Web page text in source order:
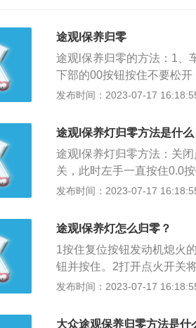
途观l保养归零
途观l保养归零的方法：1、
下部的00按钮按住不要松
发动车辆；4、当看到仪表
搭载了1.8T与2.0T两款发动
电子制动力分配及ASR牵
功能及TPR胎压监测系统。
发布时间：2023-07-17
途观l保养灯归零方法是什么
途观l保养灯归零方法：关
关，此时左手一直按住0.0
即可；再次按压0.0按钮确
m，轴距为2791mm。途观
的至尊旗舰版车型将有着
度泊车影像以及HUD抬头显
发布时间：2023-07-17
途观l保养灯怎么归零？
1按住复位按钮发动机熄火
钮并按住。2打开点火开关
钮，显示屏出现
启动发动机将点火开关置于
发布时间：2023-07-17
大众途观保养归零方法是什